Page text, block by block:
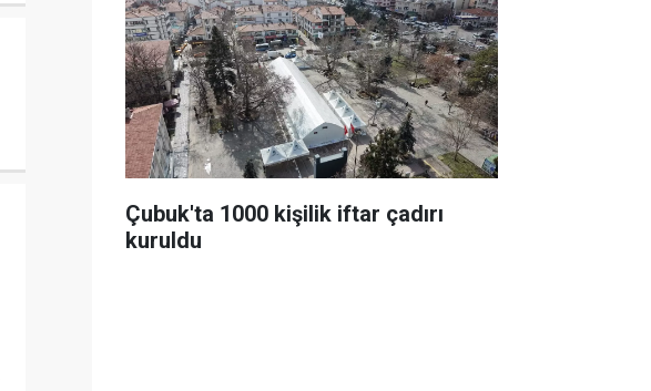
Çubuk'ta 1000 kişilik iftar çadırı
kuruldu